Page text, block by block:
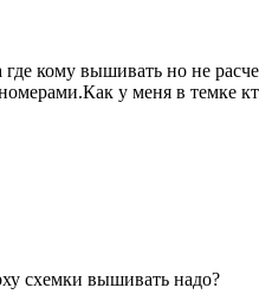
кому вышивать но не
у меня в темке
схемки вышивать надо?